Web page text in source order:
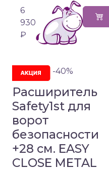
6
930
₽
-40%
Расширитель
Safety1st для
ворот
безопасности
+28 см. EASY
CLOSE METAL